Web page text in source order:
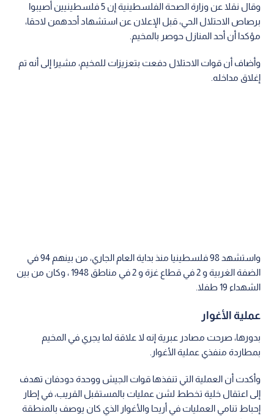
وقال نقلا عن وزارة الصحة الفلسطينية إن 5 فلسطينيين أصيبوا
برصاص الاحتلال الحي، قبل الإعلان عن استشهاد أحدهمن لاحقا،
مؤكدا أن أحد المنازل حوصر بالمخيم.
وأضاف أن قوات الاحتلال دفعت بتعزيزات للمخيم، مشيرا إلى أنه تم
إغلاق مداخله.
واستشهد 98 فلسطينيا منذ بداية العام الجاري، من بينهم 94 في
الضفة الغربية و 2 في قطاع غزة و 2 في مناطق 1948 ، وكان من بين
الشهداء 19 طفلا.
عملية الأغوار
بدورها، صرحت مصادر عبرية إنه لا علاقة لما يجري في المخيم
بمطاردة منفذي عملية الأغوار.
وأكدت أن العملية التي تنفذها قوات الجيش ووحدة دودفان تهدف
إلى اعتقال خلية تخطط لشن عمليات بالمستقبل القريب، في إطار
إحباط تنامي العمليات في أريحا والأغوار الذي كان يوصف بالمنطقة